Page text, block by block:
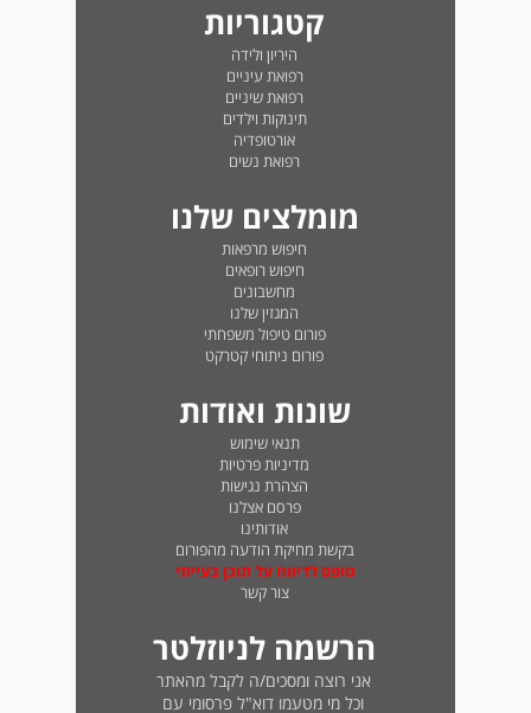
קטגוריות
היריון ולידה
רפואת עיניים
רפואת שיניים
תינוקות וילדים
אורטופדיה
רפואת נשים
מומלצים שלנו
חיפוש מרפאות
חיפוש רופאים
מחשבונים
המגזין שלנו
פורום טיפול משפחתי
פורום ניתוחי קטרקט
שונות ואודות
תנאי שימוש
מדיניות פרטיות
הצהרת נגישות
פרסם אצלנו
אודותינו
בקשת מחיקת הודעה מהפורום
טופס לדיווח על תוכן בעייתי
צור קשר
הרשמה לניוזלטר
אני רוצה ומסכים/ה לקבל מהאתר
וכל מי מטעמו דוא"ל פרסומי עם